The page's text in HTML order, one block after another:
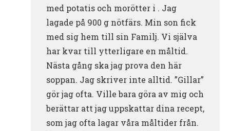
med potatis och morötter i . Jag
lagade på 900 g nötfärs. Min son fick
med sig hem till sin Familj. Vi själva
har kvar till ytterligare en måltid.
Nästa gång ska jag prova den här
soppan. Jag skriver inte alltid. ”Gillar”
gör jag ofta. Ville bara göra av mig och
berättar att jag uppskattar dina recept,
som jag ofta lagar våra måltider från.